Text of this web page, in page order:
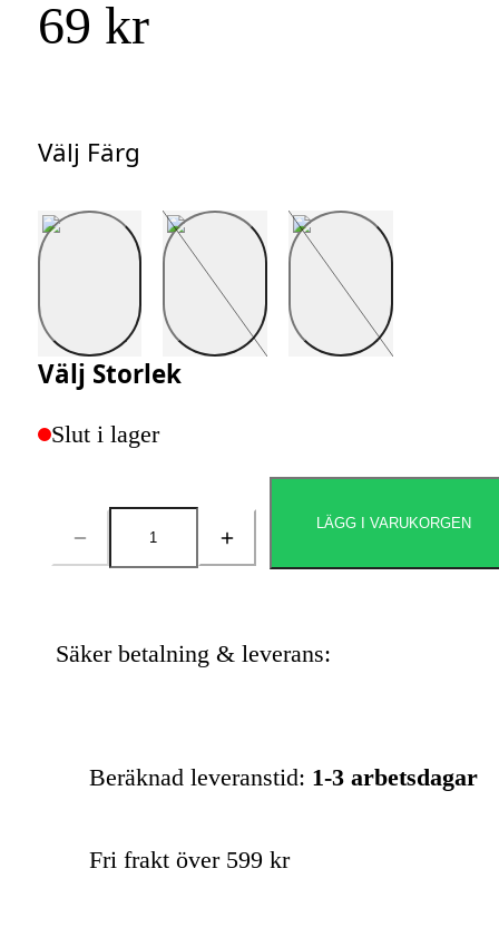
69 kr
Välj Färg
Välj Färg
Välj Storlek
Slut i lager
Antal
LÄGG I VARUKORGEN
Säker betalning & leverans:
Beräknad leveranstid: 1-3 arbetsdagar
Fri frakt över 599 kr